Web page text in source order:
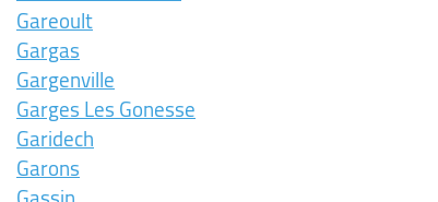
Gareoult
Gargas
Gargenville
Garges Les Gonesse
Garidech
Garons